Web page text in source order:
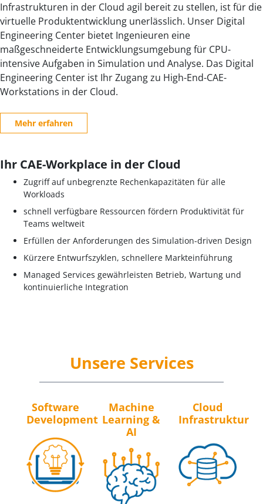
Infrastrukturen in der Cloud agil bereit zu stellen, ist für die
virtuelle Produktentwicklung unerlässlich. Unser Digital
Engineering Center bietet Ingenieuren eine
maßgeschneiderte Entwicklungsumgebung für CPU-
intensive Aufgaben in Simulation und Analyse. Das Digital
Engineering Center ist Ihr Zugang zu High-End-CAE-
Workstations in der Cloud.
Mehr erfahren
Ihr CAE-Workplace in der Cloud
Zugriff auf unbegrenzte Rechenkapazitäten für alle
Workloads
schnell verfügbare Ressourcen fördern Produktivität für
Teams weltweit
Erfüllen der Anforderungen des Simulation-driven Design
Kürzere Entwurfszyklen, schnellere Markteinführung
Managed Services gewährleisten Betrieb, Wartung und
kontinuierliche Integration
Unsere Services
Software
Development
Machine
Learning &
AI
Cloud
Infrastruktur